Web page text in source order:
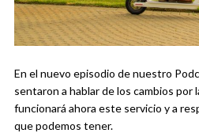
En el nuevo episodio de nuestro
sentaron a hablar de los cambios por
funcionará ahora este servicio y a
que podemos tener.